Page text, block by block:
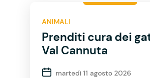
ANIMALI
Prenditi cura dei
Val Cannuta
martedì 11 agosto 2026